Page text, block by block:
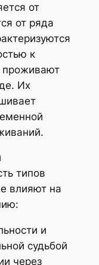
от
от ряда
к
проживают
Их
типов
влияют на
и
судьбой
через